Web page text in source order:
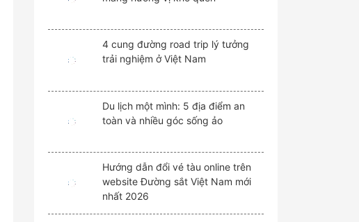
4 cung đường road trip lý tưởng
trải nghiệm ở Việt Nam
Du lịch một mình: 5 địa điểm an
toàn và nhiều góc sống ảo
Hướng dẫn đổi vé tàu online trên
website Đường sắt Việt Nam mới
nhất 2026